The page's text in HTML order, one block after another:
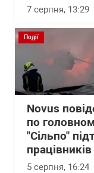
7 серпня, 13:29
Події
Novus
по
"Сільпо"
працівників
5 серпня, 16:24